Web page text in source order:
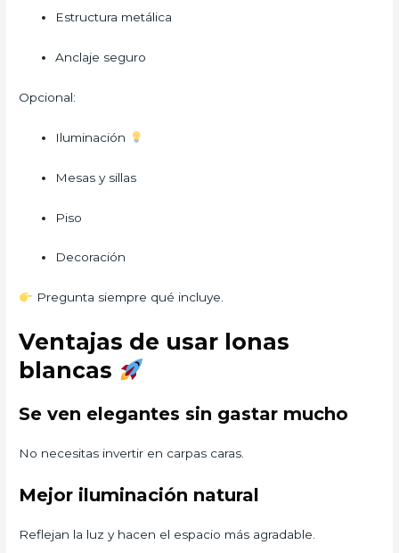
Estructura metálica
Anclaje seguro
Opcional:
Iluminación
Mesas y sillas
Piso
Decoración
Pregunta siempre qué incluye.
Ventajas de usar lonas
blancas
Se ven elegantes sin gastar mucho
No necesitas invertir en carpas caras.
Mejor iluminación natural
Reflejan la luz y hacen el espacio más agradable.